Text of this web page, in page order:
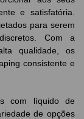
e satisfatória.
para serem
Com a
qualidade, os
consistente e
com líquido de
de opções